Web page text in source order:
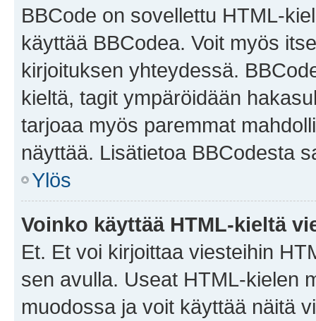
BBCode on sovellettu HTML-
käyttää BBCodea. Voit myös
kirjoituksen yhteydessä.
kieltä, tagit ympäröidään
tarjoaa myös paremmat
näyttää. Lisätietoa BBCodesta
Ylös
Voinko käyttää HTML-kieltä
Et. Et voi kirjoittaa viesteihin
sen avulla. Useat HTML-kielen
muodossa ja voit käyttää näitä